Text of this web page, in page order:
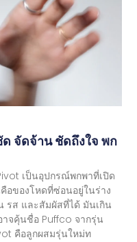
จัดจ้าน ชัดถึงใจ พก
เป็นอุปกรณ์พกพาที่เปิด
อของโหดที่ซ่อนอยู่ในร่าง
รส และสัมผัสที่ได้ มันเกิน
จคุ้นชื่อ Puffco จากรุ่น
คือลูกผสมรุ่นใหม่ท